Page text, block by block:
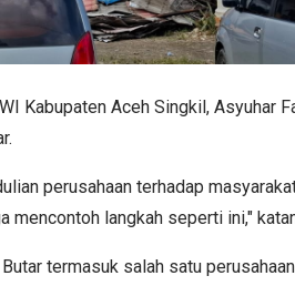
Kabupaten Aceh Singkil, Asyuhar
perusahaan terhadap
mencontoh langkah seperti ini,"
termasuk salah satu